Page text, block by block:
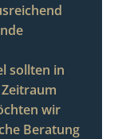
sollten in
wir
Beratung